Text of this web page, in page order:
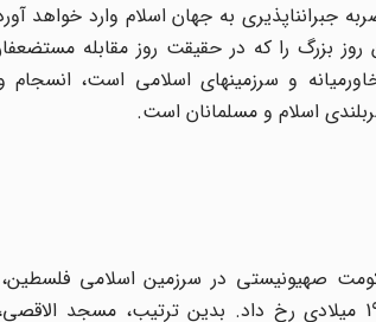
جبران‏ناپذیری به جهان اسلام وارد خواهد
روز بزرگ را که در حقیقت روز مقابله
و سرزمین‏های اسلامی است،
اسلام و مسلمانان است.
صهیونیستی در سرزمین اسلامی فلسطین،
کشورهای عربی در ژوئن 1967 میلادی رخ داد. بدین